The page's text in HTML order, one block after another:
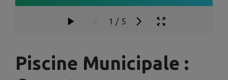
1 / 5
Piscine Municipale :